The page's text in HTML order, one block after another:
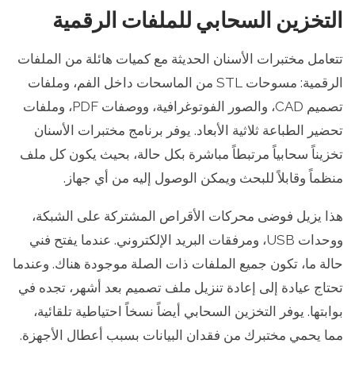
التخزين السحابي للملفات الرقمية
تتعامل مختبرات الأسنان الحديثة مع كميات هائلة من الملفات
الرقمية: مسوحات STL من الماسحات داخل الفم، وملفات
تصميم CAD، والصور الفوتوغرافية، ووصفات PDF، وملفات
تحضير الطباعة ثلاثية الأبعاد. يوفر برنامج مختبرات الأسنان
تخزيناً سحابياً مرتبطاً مباشرة بكل حالة، بحيث يكون كل ملف
منظماً وقابلاً للبحث ويمكن الوصول إليه من أي جهاز.
هذا يزيل فوضى محركات الأقراص المشتركة على الشبكة،
ووحدات USB، ومرفقات البريد الإلكتروني. عندما يفتح فني
حالة ما، تكون جميع الملفات ذات الصلة موجودة هناك. وعندما
تحتاج عيادة إلى إعادة تنزيل ملف تصميم بعد أشهر، تجده في
بوابتها. يوفر التخزين السحابي أيضاً نسخاً احتياطية تلقائية،
مما يحمي مختبرك من فقدان البيانات بسبب أعطال الأجهزة.